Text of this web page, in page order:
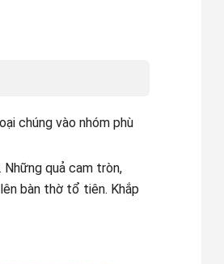
chúng vào nhóm phù
quả cam tròn,
bàn thờ tổ tiên. Khắp